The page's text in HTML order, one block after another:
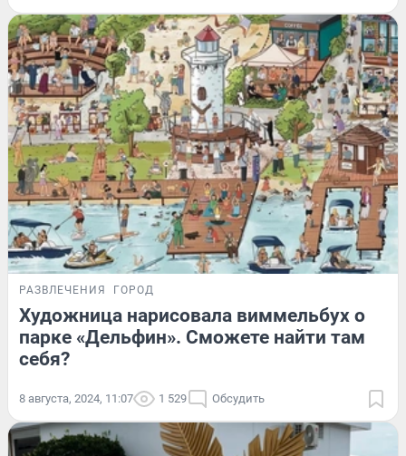
РАЗВЛЕЧЕНИЯ ГОРОД
Художница нарисовала виммельбух о
парке «Дельфин». Сможете найти там
себя?
8 августа, 2024, 11:07 1 529 Обсудить